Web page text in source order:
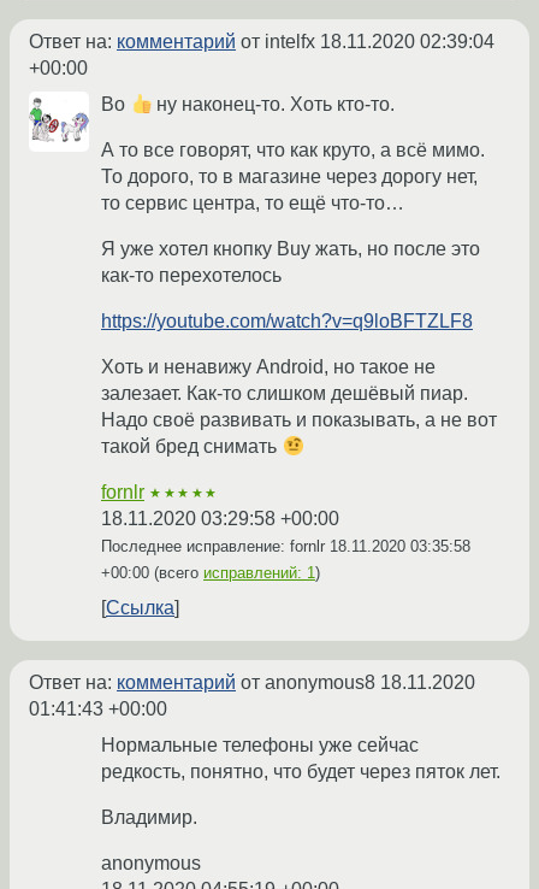
Ответ на: комментарий от intelfx 18.11.2020 02:39:04
+00:00
Во
ну наконец-то. Хоть кто-то.
А то все говорят, что как круто, а всё мимо.
То дорого, то в магазине через дорогу нет,
то сервис центра, то ещё что-то…
Я уже хотел кнопку Buy жать, но после это
как-то перехотелось
https://youtube.com/watch?v=q9loBFTZLF8
Хоть и ненавижу Android, но такое не
залезает. Как-то слишком дешёвый пиар.
Надо своё развивать и показывать, а не вот
такой бред снимать
fornlr ★★★★★
18.11.2020 03:29:58 +00:00
Последнее исправление: fornlr 18.11.2020 03:35:58
+00:00 (всего исправлений: 1)
Ссылка
Ответ на: комментарий от anonymous8 18.11.2020
01:41:43 +00:00
Нормальные телефоны уже сейчас
редкость, понятно, что будет через пяток лет.
Bладимиp.
anonymous